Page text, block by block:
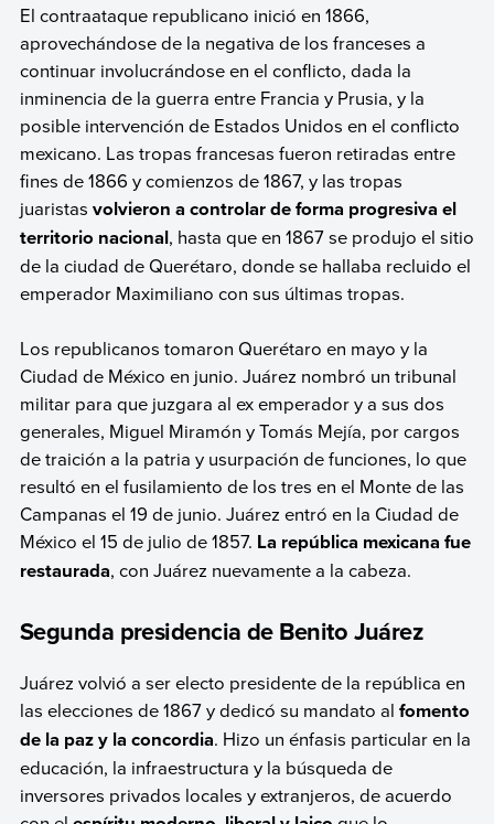
El contraataque republicano inició en 1866,
aprovechándose de la negativa de los franceses a
continuar involucrándose en el conflicto, dada la
inminencia de la guerra entre Francia y Prusia, y la
posible intervención de Estados Unidos en el conflicto
mexicano. Las tropas francesas fueron retiradas entre
fines de 1866 y comienzos de 1867, y las tropas
juaristas volvieron a controlar de forma progresiva el
territorio nacional, hasta que en 1867 se produjo el sitio
de la ciudad de Querétaro, donde se hallaba recluido el
emperador Maximiliano con sus últimas tropas.
Los republicanos tomaron Querétaro en mayo y la
Ciudad de México en junio. Juárez nombró un tribunal
militar para que juzgara al ex emperador y a sus dos
generales, Miguel Miramón y Tomás Mejía, por cargos
de traición a la patria y usurpación de funciones, lo que
resultó en el fusilamiento de los tres en el Monte de las
Campanas el 19 de junio. Juárez entró en la Ciudad de
México el 15 de julio de 1857. La república mexicana fue
restaurada, con Juárez nuevamente a la cabeza.
Segunda presidencia de Benito Juárez
Juárez volvió a ser electo presidente de la república en
las elecciones de 1867 y dedicó su mandato al fomento
de la paz y la concordia. Hizo un énfasis particular en la
educación, la infraestructura y la búsqueda de
inversores privados locales y extranjeros, de acuerdo